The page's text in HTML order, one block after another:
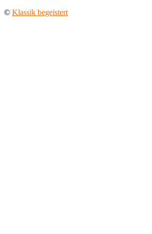
© Klassik begeistert